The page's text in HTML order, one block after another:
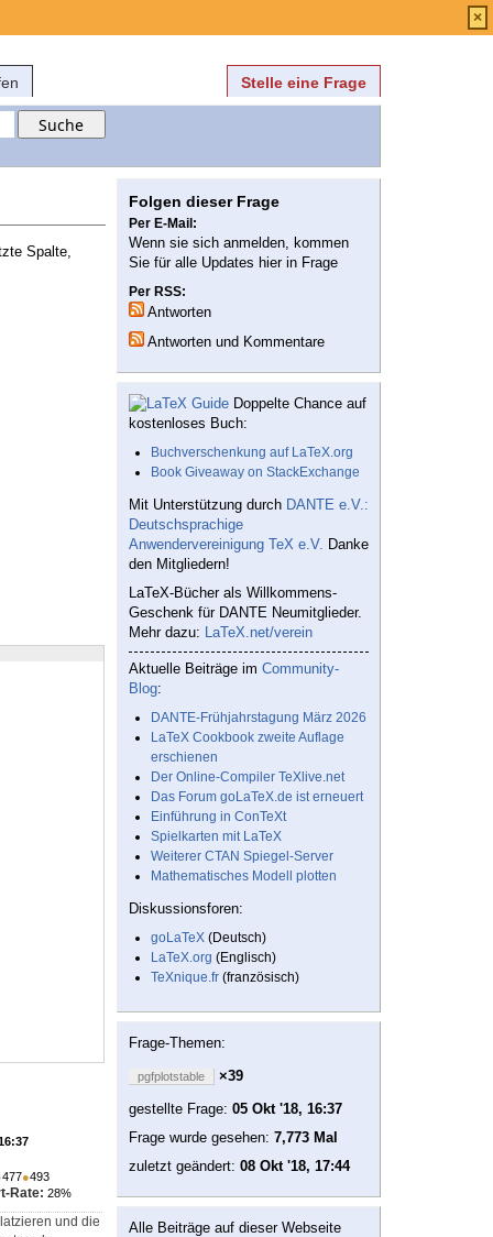
Stelle eine Frage
Spalte,
477●493
Rate: 28%
und die
Folgen dieser Frage
Per E-Mail:
Wenn sie sich anmelden, kommen
Sie für alle Updates hier in Frage
Per RSS:
Antworten
Antworten und Kommentare
Doppelte Chance auf
kostenloses Buch:
Buchverschenkung auf LaTeX.org
Book Giveaway on StackExchange
Mit Unterstützung durch DANTE e.V.:
Deutschsprachige
Anwendervereinigung TeX e.V. Danke
den Mitgliedern!
LaTeX-Bücher als Willkommens-
Geschenk für DANTE Neumitglieder.
Mehr dazu: LaTeX.net/verein
Aktuelle Beiträge im Community-
Blog:
DANTE-Frühjahrstagung März 2026
LaTeX Cookbook zweite Auflage
erschienen
Der Online-Compiler TeXlive.net
Das Forum goLaTeX.de ist erneuert
Einführung in ConTeXt
Spielkarten mit LaTeX
Weiterer CTAN Spiegel-Server
Mathematisches Modell plotten
Diskussionsforen:
goLaTeX (Deutsch)
LaTeX.org (Englisch)
TeXnique.fr (französisch)
Frage-Themen:
pgfplotstable
×39
gestellte Frage: 05 Okt '18, 16:37
Frage wurde gesehen: 7,773 Mal
zuletzt geändert: 08 Okt '18, 17:44
Alle Beiträge auf dieser Webseite
×